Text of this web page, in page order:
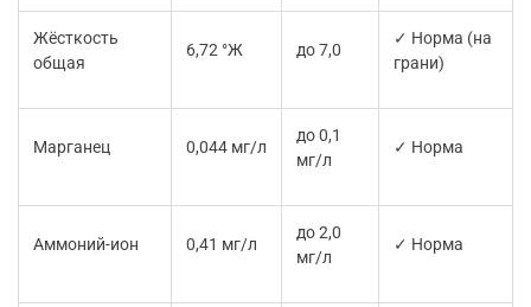
Жёсткость
общая
6,72 °Ж до 7,0
✓ Норма (на
грани)
Марганец 0,044 мг/л
до 0,1
мг/л
✓ Норма
Аммоний-ион 0,41 мг/л
до 2,0
мг/л
✓ Норма